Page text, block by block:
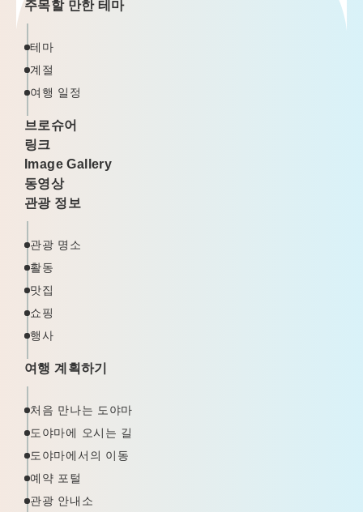
주목할 만한 테마
테마
계절
여행 일정
브로슈어
링크
Image Gallery
동영상
관광 정보
관광 명소
활동
맛집
쇼핑
행사
여행 계획하기
처음 만나는 도야마
도야마에 오시는 길
도야마에서의 이동
예약 포털
관광 안내소